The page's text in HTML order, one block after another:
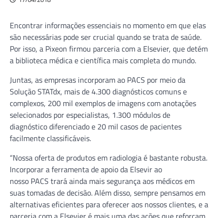
Encontrar informações essenciais no momento em que elas
são necessárias pode ser crucial quando se trata de saúde.
Por isso, a Pixeon firmou parceria com a Elsevier, que detém
a biblioteca médica e científica mais completa do mundo.
Juntas, as empresas incorporam ao PACS por meio da
Solução STATdx, mais de 4.300 diagnósticos comuns e
complexos, 200 mil exemplos de imagens com anotações
selecionados por especialistas, 1.300 módulos de
diagnóstico diferenciado e 20 mil casos de pacientes
facilmente classificáveis.
“Nossa oferta de produtos em radiologia é bastante robusta.
Incorporar a ferramenta de apoio da Elsevir ao
nosso PACS trará ainda mais segurança aos médicos em
suas tomadas de decisão. Além disso, sempre pensamos em
alternativas eficientes para oferecer aos nossos clientes, e a